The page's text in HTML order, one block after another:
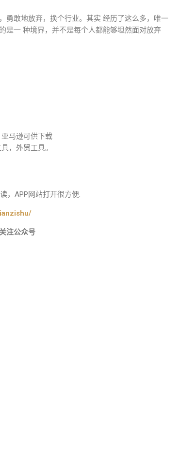
勇敢地放弃，换个行业。其实 经历了这么多，唯一
是一 种境界，并不是每个人都能够坦然面对放弃
马逊可供下载
，外贸工具。
，APP网站打开很方便.
注公众号